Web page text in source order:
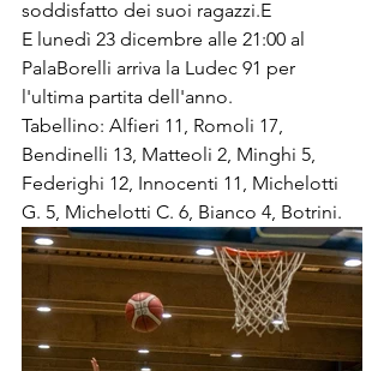
soddisfatto dei suoi ragazzi.E
E lunedì 23 dicembre alle 21:00 al
PalaBorelli arriva la Ludec 91 per
l'ultima partita dell'anno.
Tabellino: Alfieri 11, Romoli 17,
Bendinelli 13, Matteoli 2, Minghi 5,
Federighi 12, Innocenti 11, Michelotti
G. 5, Michelotti C. 6, Bianco 4, Botrini.